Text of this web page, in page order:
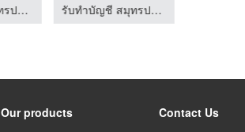
รับทำบัญชี สมุทรปราการ ทรงพลการบัญชีและกฎหมาย
รับทำบัญชี สมุทรปราการ ทรงพลการบัญชีและกฎหมาย
Our products Contact Us